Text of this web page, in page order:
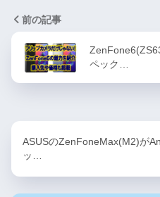
前の記事
ペック…
ASUSのZenFoneMax(M2)が
ッ…